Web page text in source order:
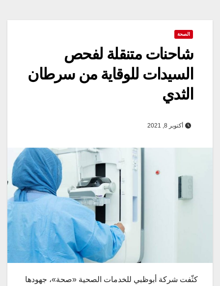
الصحة
شاحنات متنقلة لفحص
السيدات للوقاية من سرطان
الثدي
أكتوبر 8, 2021
كثّفت شركة أبوظبي للخدمات الصحية «صحة»، جهودها